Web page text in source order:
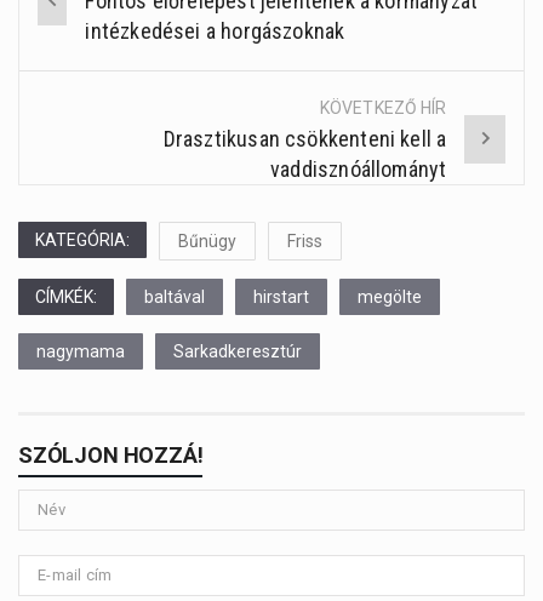
Post
navigation
intézkedései a horgászoknak
KÖVETKEZŐ HÍR
Drasztikusan csökkenteni kell a
vaddisznóállományt
KATEGÓRIA: Bűnügy Friss
CÍMKÉK: baltával hirstart megölte
nagymama Sarkadkeresztúr
SZÓLJON HOZZÁ!